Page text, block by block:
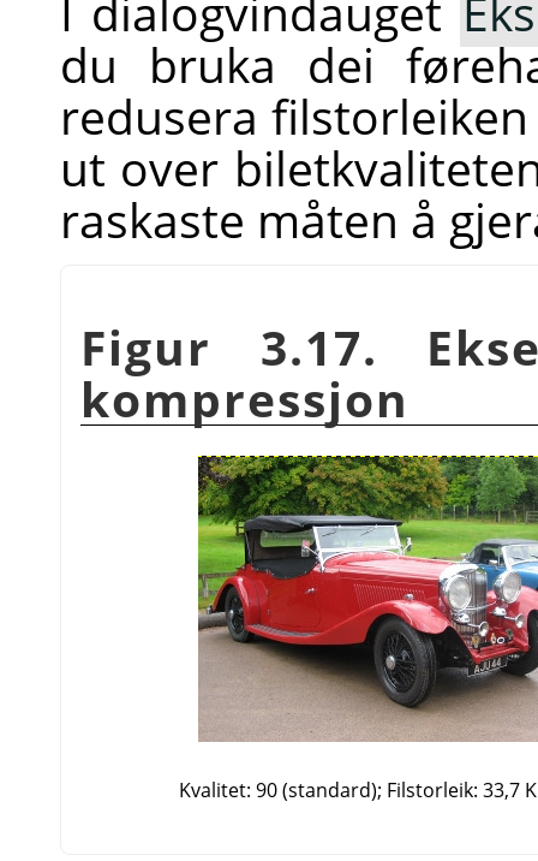
du bruka dei
redusera
ut over
raskaste måten å
Figur 3.17.
kompressjon
Kvalitet: 90 (standard); Filstorleik: 33,7